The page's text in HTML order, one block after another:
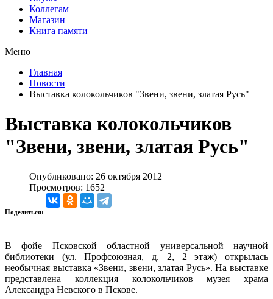
Коллегам
Магазин
Книга памяти
Меню
Главная
Новости
Выставка колокольчиков "Звени, звени, златая Русь"
Выставка колокольчиков
"Звени, звени, златая Русь"
Опубликовано: 26 октября 2012
Просмотров: 1652
Поделиться:
В фойе Псковской областной универсальной научной
библиотеки (ул. Профсоюзная, д. 2, 2 этаж) открылась
необычная выставка «Звени, звени, златая Русь». На выставке
представлена коллекция колокольчиков музея храма
Александра Невского в Пскове.